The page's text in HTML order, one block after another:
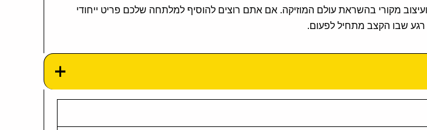
מקורי בהשראת עולם המוזיקה. אם אתם רוצים להוסיף למלתחה שלכם פריט ייחודי
רגע שבו הקצב מתחיל לפעום.